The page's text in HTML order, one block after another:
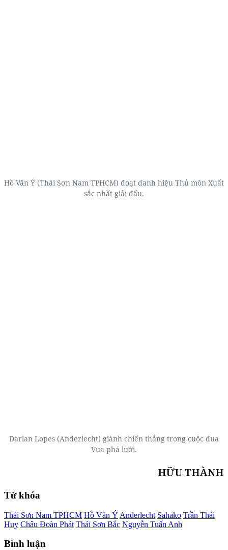
Hồ Văn Ý (Thái Sơn Nam TPHCM) đoạt danh hiệu Thủ môn Xuất
sắc nhất giải đấu.
Darlan Lopes (Anderlecht) giành chiến thắng trong cuộc đua
Vua phá lưới.
HỮU THÀNH
Từ khóa
Thái Sơn Nam TPHCM Hồ Văn Ý Anderlecht Sahako Trần Thái
Huy Châu Đoàn Phát Thái Sơn Bắc Nguyễn Tuấn Anh
Bình luận